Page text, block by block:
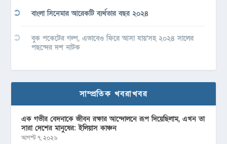
বাংলা সিনেমার আরেকটি ব্যর্থতার বছর ২০২৪
বুক পকেটের গল্প, এভাবেও ফিরে আসা যায়’সহ ২০২৪ সালের
পছন্দের দশ নাটক
সাম্প্রতিক খবরাখবর
এক গভীর বেদনাকে জীবন রক্ষার আন্দোলনে রূপ দিয়েছিলাম, এখন তা
সারা দেশের মানুষের: ইলিয়াস কাঞ্চন
আগস্ট ৭, ২০২৬